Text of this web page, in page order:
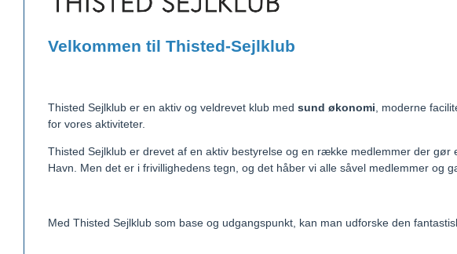
Velkommen til Thisted-Sejlklub
Thisted Sejlklub er en aktiv og veldrevet klub med sund økonomi , moderne
for vores aktiviteter.
Thisted Sejlklub er drevet af en aktiv bestyrelse og en række medlemmer der
Havn. Men det er i frivillighedens tegn, og det håber vi alle såvel medlemmer og
Med Thisted Sejlklub som base og udgangspunkt, kan man udforske den